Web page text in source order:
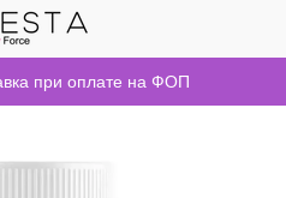
при оплате на ФОП